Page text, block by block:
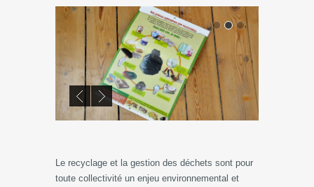
Le recyclage et la gestion des déchets sont pour
toute collectivité un enjeu environnemental et